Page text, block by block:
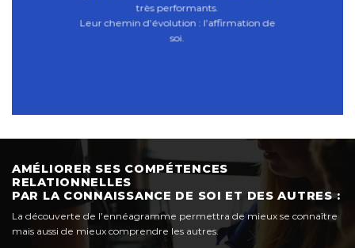
très performants.
Leur chemin d’évolution : l’affirmation de
soi.
AMÉLIORER SES COMPÉTENCES
RELATIONNELLES
PAR LA CONNAISSANCE DE SOI ET DES AUTRES :
La découverte de l’ennéagramme permettra de mieux se connaître
mais aussi de mieux comprendre les autres.